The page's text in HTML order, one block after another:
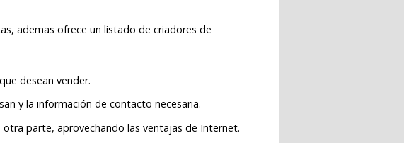
ademas ofrece un listado de criadores de
desean vender.
y la información de contacto necesaria.
parte, aprovechando las ventajas de Internet.